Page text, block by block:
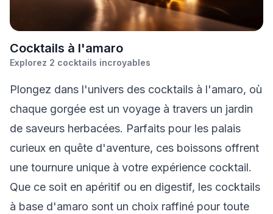
Cocktails à l'amaro
Explorez 2 cocktails incroyables
Plongez dans l'univers des cocktails à l'amaro, où
chaque gorgée est un voyage à travers un jardin
de saveurs herbacées. Parfaits pour les palais
curieux en quête d'aventure, ces boissons offrent
une tournure unique à votre expérience cocktail.
Que ce soit en apéritif ou en digestif, les cocktails
à base d'amaro sont un choix raffiné pour toute